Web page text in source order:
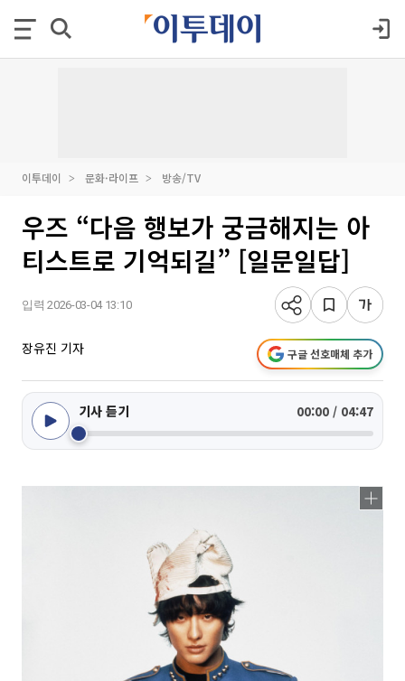
이투데이 문화·라이프 방송/TV
우즈 “다음 행보가 궁금해지는 아
티스트로 기억되길” [일문일답]
입력 2026-03-04 13:10
장유진 기자 구글 선호매체 추가
기사 듣기 00:00 / 04:47